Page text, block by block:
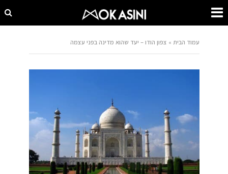
עמוד הבית » צפון הודו – יעד שהוא מדינה בפני עצמה